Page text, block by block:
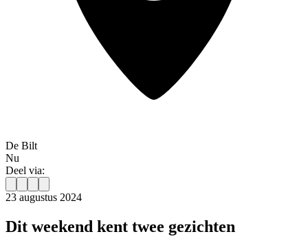
De Bilt
Nu
Deel via:
23 augustus 2024
Dit weekend kent twee gezichten